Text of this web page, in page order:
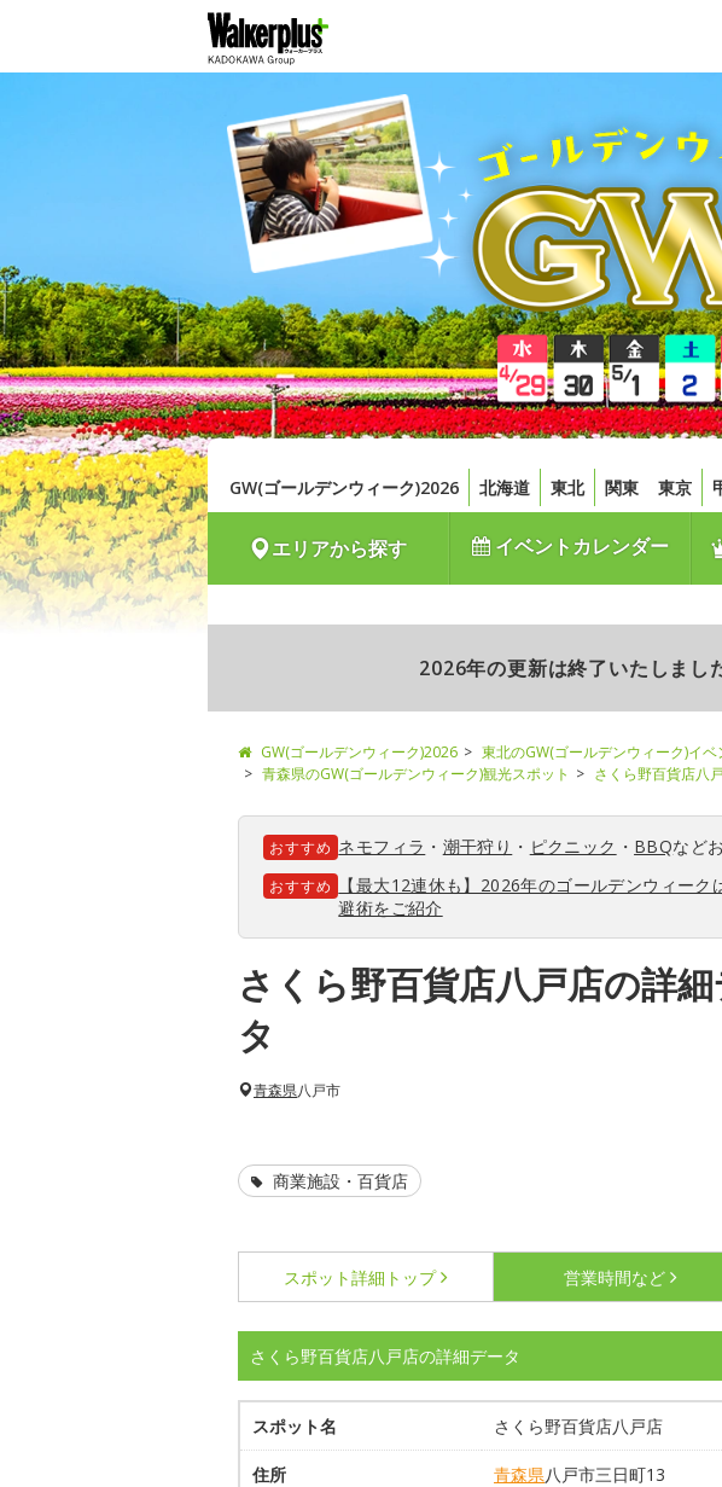
GW(ゴールデンウィーク)2026 北海道 東北 関東 東京
エリアから探す イベントカレンダー
2026年の更新は終了いたしまし
GW(ゴールデンウィーク)2026 東北のGW(ゴールデンウィーク)イ
青森県のGW(ゴールデンウィーク)観光スポット
さくら野百貨店八
おすすめ ネモフィラ ・ 潮干狩り ・ ピクニック ・ BBQなど
おすすめ
【最大12連休も】2026年のゴールデンウィー
避術をご紹介
さくら野百貨店八戸店の詳
タ
青森県八戸市
商業施設・百貨店
スポット詳細 トップ 営業時間など
さくら野百貨店八戸店の詳細データ
スポット名 さくら野百貨店八戸店
住所 青森県八戸市三日町13